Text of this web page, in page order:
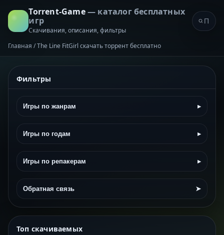
Torrent-Game— каталог бесплатных
игр
Скачивания, описания, фильтры
Главная /The Line FitGirl скачать торрент бесплатно
Фильтры
Игры по жанрам ▸
Игры по годам ▸
Игры по репакерам ▸
Обратная связь ➤
Топ скачиваемых